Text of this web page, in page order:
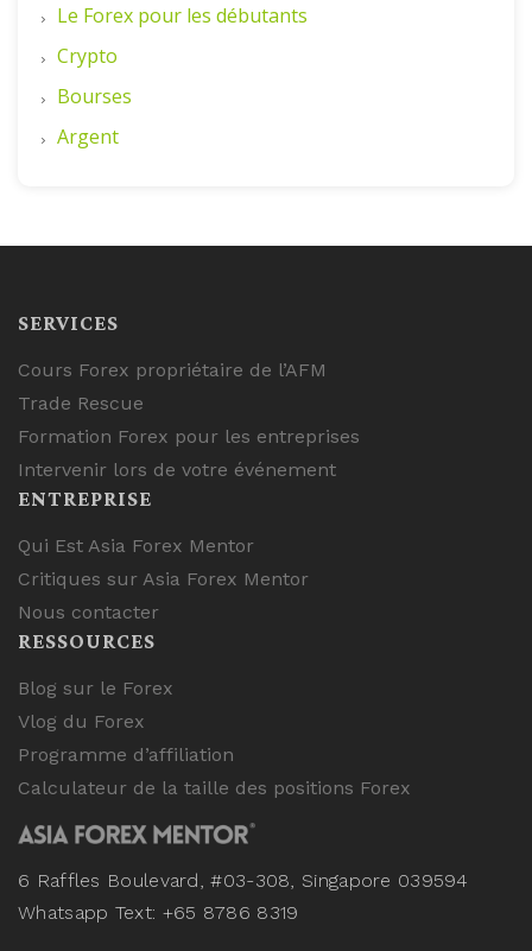
Le Forex pour les débutants
Crypto
Bourses
Argent
SERVICES
Cours Forex propriétaire de l’AFM
Trade Rescue
Formation Forex pour les entreprises
Intervenir lors de votre événement
ENTREPRISE
Qui Est Asia Forex Mentor
Critiques sur Asia Forex Mentor
Nous contacter
RESSOURCES
Blog sur le Forex
Vlog du Forex
Programme d’affiliation
Calculateur de la taille des positions Forex
6 Raffles Boulevard, #03-308, Singapore 039594
Whatsapp Text: +65 8786 8319